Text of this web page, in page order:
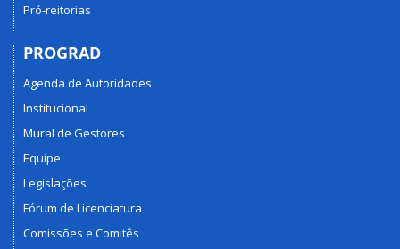
Pró-reitorias
PROGRAD
Agenda de Autoridades
Institucional
Mural de Gestores
Equipe
Legislações
Fórum de Licenciatura
Comissões e Comitês